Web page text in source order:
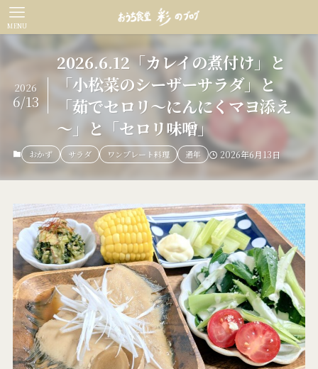
MENU
2026.6.12「カレイの煮付け」と
「小松菜のシーザーサラダ」と
「茹でセロリ～にんにくマヨ添え
～」と「セロリ味噌」
2026
6/13
おかず サラダ ワンプレート料理 通年 2026年6月13日